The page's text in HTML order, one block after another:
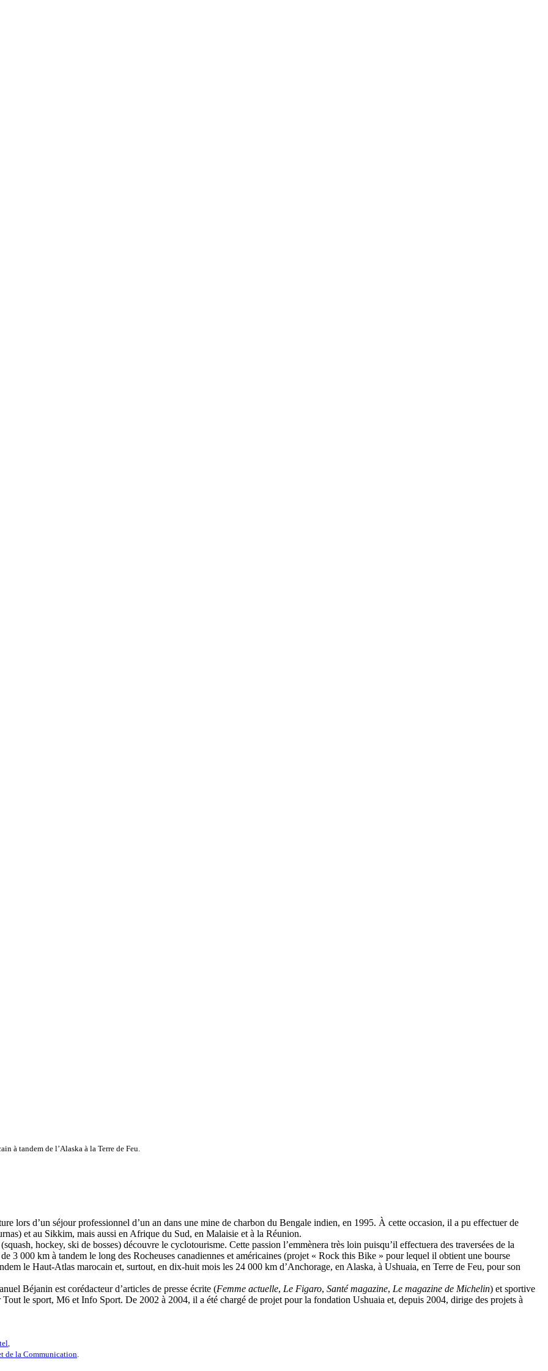
à tandem de l’Alaska à la Terre de Feu.
lors d’un séjour professionnel d’un an dans une mine de charbon du Bengale indien, en 1995. À cette occasion, il a pu effectuer de
et au Sikkim, mais aussi en Afrique du Sud, en Malaisie et à la Réunion.
hockey, ski de bosses) découvre le cyclotourisme. Cette passion l’emmènera très loin puisqu’il effectuera des traversées de la
3 000 km à tandem le long des Rocheuses canadiennes et américaines (projet « Rock this Bike » pour lequel il obtient une bourse
le Haut-Atlas marocain et, surtout, en dix-huit mois les 24 000 km d’Anchorage, en Alaska, à Ushuaia, en Terre de Feu, pour son
Béjanin est corédacteur d’articles de presse écrite (Femme actuelle, Le Figaro, Santé magazine, Le magazine de Michelin) et sportive
Tout le sport, M6 et Info Sport. De 2002 à 2004, il a été chargé de projet pour la fondation Ushuaia et, depuis 2004, dirige des projets à
de la Communication